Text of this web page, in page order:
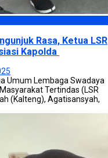
Rasa, Ketua LSR
Kapolda
Umum Lembaga Swadaya
Tertindas (LSR
(Kalteng), Agatisansyah,